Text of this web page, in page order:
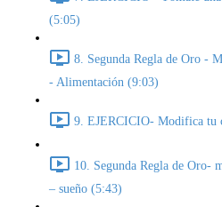
(5:05)
8. Segunda Regla de Oro -
- Alimentación (9:03)
9. EJERCICIO- Modifica tu
10. Segunda Regla de Oro-
– sueño (5:43)